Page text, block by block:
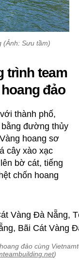
(Ảnh: Sưu tầm)
trình team
đảo
thành phố,
đường thủy
hoang sơ
cây xào xạc
bờ cát, tiếng
chốn hoang
đảo cùng
)